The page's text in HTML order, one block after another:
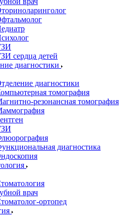
сердца детей
диагностики
диагностики
томография
резонансная томография
диагностика
врач
ортопед